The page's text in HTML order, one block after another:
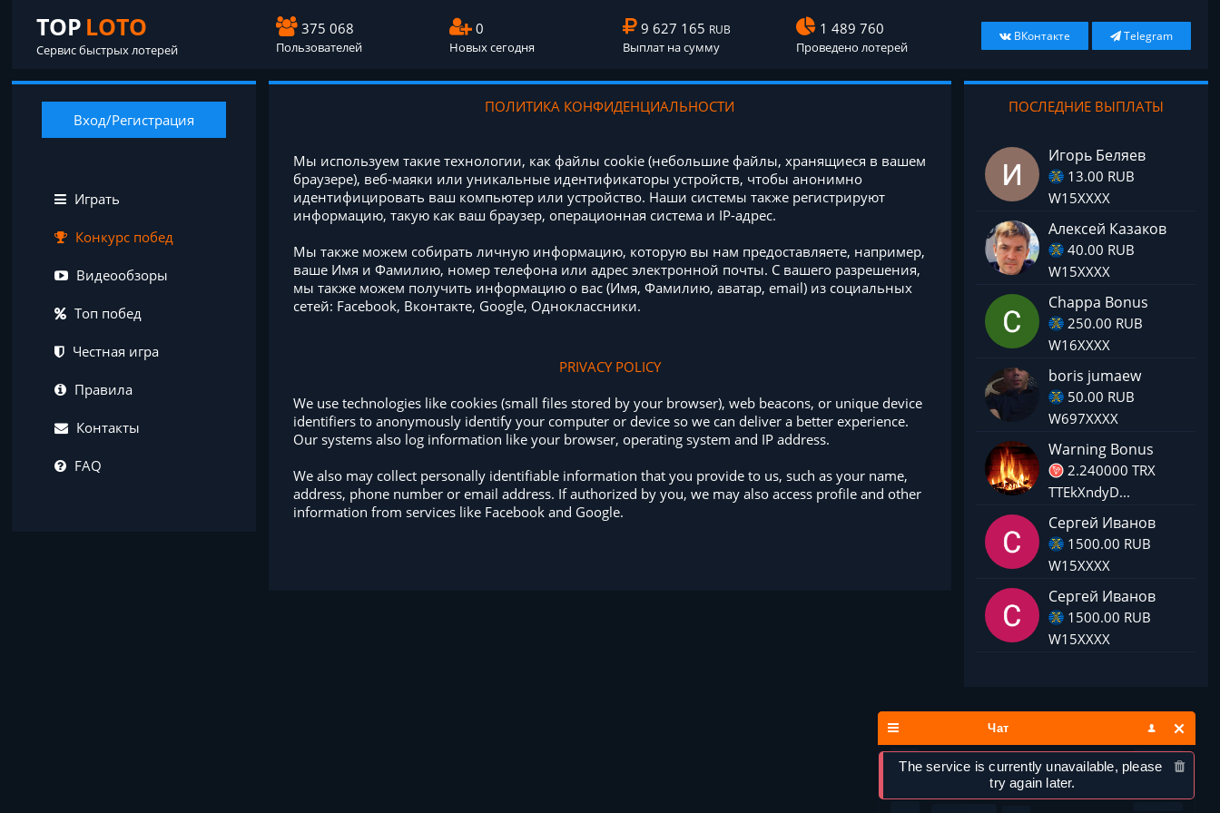
TOP LOTO
Сервис быстрых лотерей
375 068
Пользователей
0
Новых сегодня
9 627 165 RUB
Выплат на сумму
1 489 760
Проведено лотерей
ВКонтакте Telegram
Вход/Регистрация
Играть
Конкурс побед
Видеообзоры
Топ побед
Честная игра
Правила
Контакты
FAQ
ПОЛИТИКА КОНФИДЕНЦИАЛЬНОСТИ
Мы используем такие технологии, как файлы cookie (небольшие файлы, хранящиеся в вашем
браузере), веб-маяки или уникальные идентификаторы устройств, чтобы анонимно
идентифицировать ваш компьютер или устройство. Наши системы также регистрируют
информацию, такую как ваш браузер, операционная система и IP-адрес.
Мы также можем собирать личную информацию, которую вы нам предоставляете, например,
ваше Имя и Фамилию, номер телефона или адрес электронной почты. С вашего разрешения,
мы также можем получить информацию о вас (Имя, Фамилию, аватар, email) из социальных
сетей: Facebook, Вконтакте, Google, Одноклассники.
PRIVACY POLICY
We use technologies like cookies (small files stored by your browser), web beacons, or unique device
identifiers to anonymously identify your computer or device so we can deliver a better experience.
Our systems also log information like your browser, operating system and IP address.
We also may collect personally identifiable information that you provide to us, such as your name,
address, phone number or email address. If authorized by you, we may also access profile and other
information from services like Facebook and Google.
ПОСЛЕДНИЕ ВЫПЛАТЫ
Игорь Беляев
13.00 RUB
W15XXXX
Алексей Казаков
40.00 RUB
W15XXXX
Chappa Bonus
250.00 RUB
W16XXXX
boris jumaew
50.00 RUB
W697XXXX
Warning Bonus
2.240000 TRX
TTEkXndyD...
Сергей Иванов
1500.00 RUB
W15XXXX
Сергей Иванов
1500.00 RUB
W15XXXX
Чат
The service is currently unavailable, please
try again later.